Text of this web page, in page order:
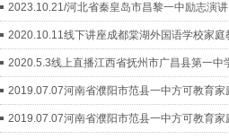
2023.10.21/河北省秦皇岛市昌黎一中励志演讲
2020.10.11线下讲座成都棠湖外国语学校家庭
2020.5.3线上直播江西省抚州市广昌县第一中
2019.07.07河南省濮阳市范县一中方可教育家
2019.07.07河南省濮阳市范县一中方可教育家